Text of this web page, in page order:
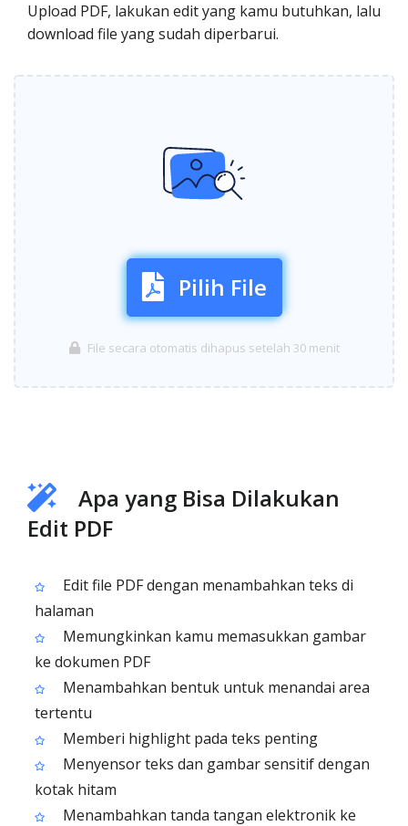
Upload PDF, lakukan edit yang kamu butuhkan, lalu
download file yang sudah diperbarui.
Pilih File
File secara otomatis dihapus setelah 30 menit
Apa yang Bisa Dilakukan
Edit PDF
Edit file PDF dengan menambahkan teks di
halaman
Memungkinkan kamu memasukkan gambar
ke dokumen PDF
Menambahkan bentuk untuk menandai area
tertentu
Memberi highlight pada teks penting
Menyensor teks dan gambar sensitif dengan
kotak hitam
Menambahkan tanda tangan elektronik ke